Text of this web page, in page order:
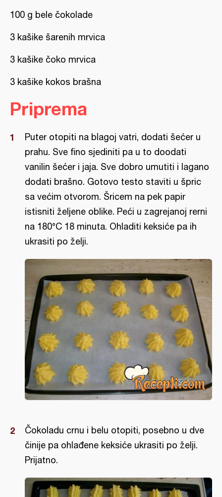
100 g bele čokolade
3 kašike šarenih mrvica
3 kašike čoko mrvica
3 kašike kokos brašna
Priprema
Puter otopiti na blagoj vatri, dodati šećer u
prahu. Sve fino sjediniti pa u to doodati
vanilin šećer i jaja. Sve dobro umutiti i lagano
dodati brašno. Gotovo testo staviti u špric
sa većim otvorom. Šricem na pek papir
istisniti željene oblike. Peći u zagrejanoj rerni
na 180°C 18 minuta. Ohladiti keksiće pa ih
ukrasiti po želji.
Čokoladu crnu i belu otopiti, posebno u dve
činije pa ohlađene keksiće ukrasiti po želji.
Prijatno.